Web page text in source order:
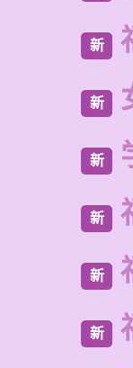
新
新
新
新
新
新